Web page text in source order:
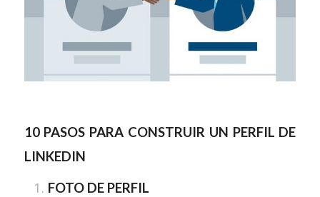
10 PASOS PARA CONSTRUIR UN PERFIL DE
LINKEDIN
FOTO DE PERFIL